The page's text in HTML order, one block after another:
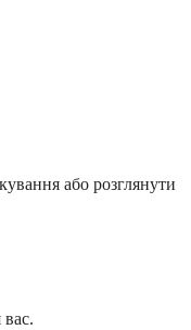
або розглянути